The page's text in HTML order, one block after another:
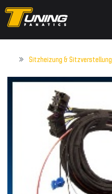
Sitzheizung & Sitzverstellung